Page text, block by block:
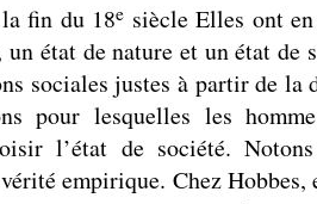
la fin du 18e siècle Elles ont
un état de nature et un état de
sociales justes à partir de la
pour lesquelles les
l’état de société.
empirique. Chez